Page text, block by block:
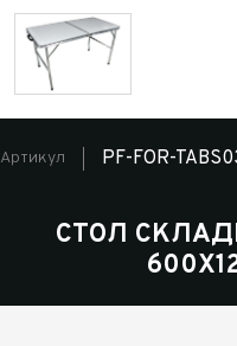
Артикул PF-FOR-
СТОЛ